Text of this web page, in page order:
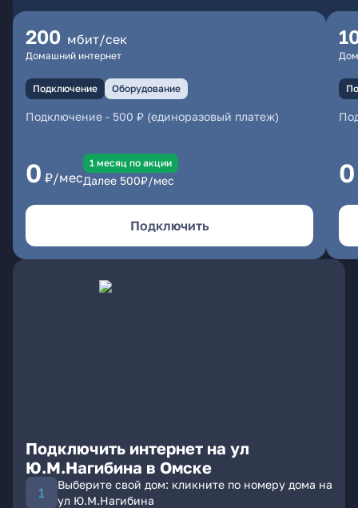
200 мбит/сек
Домашний интернет
Подключение Оборудование
Подключение - 500 ₽ (единоразовый платеж)
0 ₽/мес
1 месяц по акции
Далее 500₽/мес
Подключить
0
Подключить интернет на ул
Ю.М.Нагибина в Омске
Выберите свой дом: кликните по номеру дома на
ул Ю.М.Нагибина